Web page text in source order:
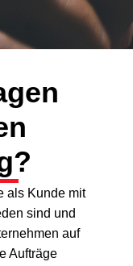
als Kunde mit
sind und
auf
Aufträge